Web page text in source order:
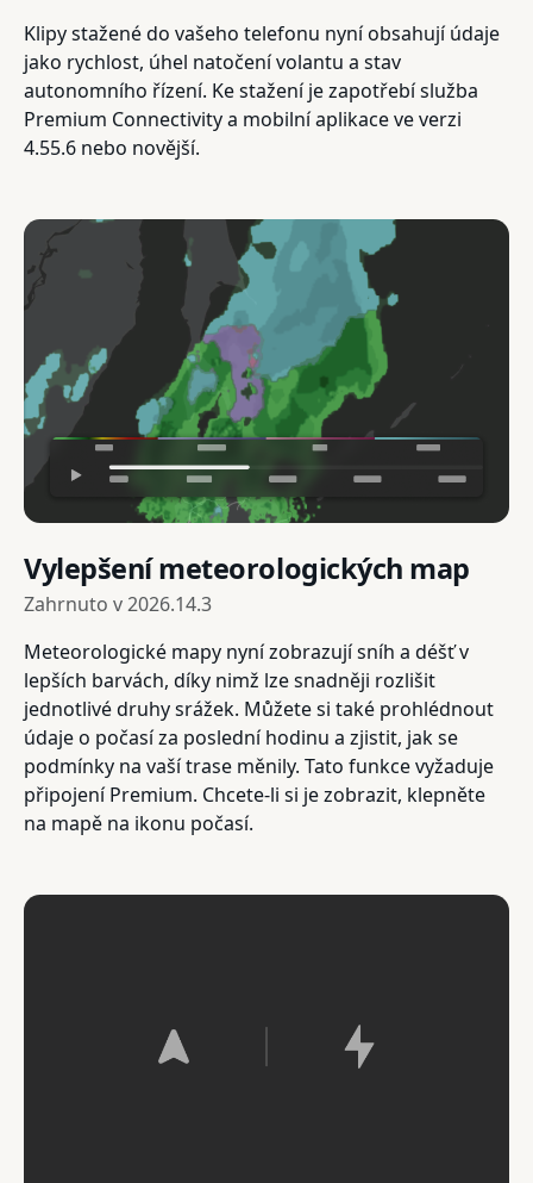
Klipy stažené do vašeho telefonu nyní obsahují údaje
jako rychlost, úhel natočení volantu a stav
autonomního řízení. Ke stažení je zapotřebí služba
Premium Connectivity a mobilní aplikace ve verzi
4.55.6 nebo novější.
Vylepšení meteorologických map
Zahrnuto v2026.14.3
Meteorologické mapy nyní zobrazují sníh a déšť v
lepších barvách, díky nimž lze snadněji rozlišit
jednotlivé druhy srážek. Můžete si také prohlédnout
údaje o počasí za poslední hodinu a zjistit, jak se
podmínky na vaší trase měnily. Tato funkce vyžaduje
připojení Premium. Chcete-li si je zobrazit, klepněte
na mapě na ikonu počasí.